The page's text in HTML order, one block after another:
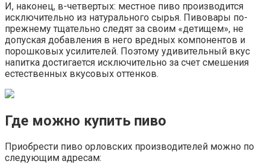
И, наконец, в-четвертых: местное пиво производится
исключительно из натурального сырья. Пивовары по-
прежнему тщательно следят за своим «детищем», не
допуская добавления в него вредных компонентов и
порошковых усилителей. Поэтому удивительный вкус
напитка достигается исключительно за счет смешения
естественных вкусовых оттенков.
Где можно купить пиво
Приобрести пиво орловских производителей можно по
следующим адресам: